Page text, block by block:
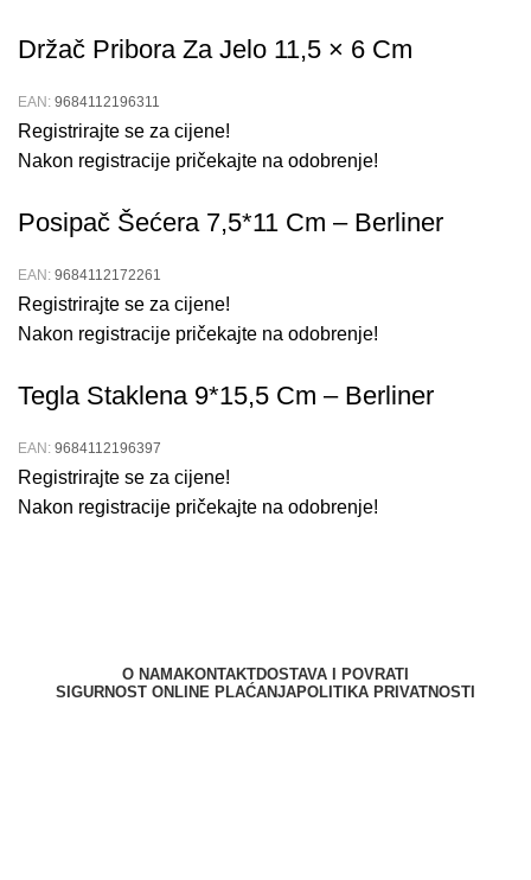
Držač Pribora Za Jelo 11,5 × 6 Cm
EAN: 9684112196311
Registrirajte se za cijene!
Nakon registracije pričekajte na odobrenje!
Posipač Šećera 7,5*11 Cm – Berliner
EAN: 9684112172261
Registrirajte se za cijene!
Nakon registracije pričekajte na odobrenje!
Tegla Staklena 9*15,5 Cm – Berliner
EAN: 9684112196397
Registrirajte se za cijene!
Nakon registracije pričekajte na odobrenje!
O NAMAKONTAKTDOSTAVA I POVRATI
SIGURNOST ONLINE PLAĆANJAPOLITIKA PRIVATNOSTI